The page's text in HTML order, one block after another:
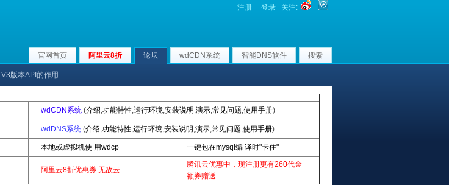
注册 登录 关注:
官网首页 阿里云8折 论坛 wdCDN系统 智能DNS软件 搜索
版本API的作用
wdCDN系统 (介绍,功能特性,运行环境,安装说明 ,演示,常见问题,使用手册)
wdDNS系统 (介绍,功能特性,运行环境,安装说明 ,演示,常见问题,使用手册)
本地或虚拟机使 用wdcp 一键包在mysql编 译时"卡住"
阿里云8折优惠券 无敌云
腾讯云优惠中，现注册更有260代金
额券赠送